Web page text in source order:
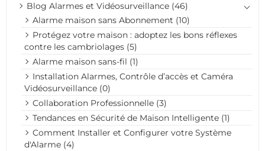
Blog Alarmes et Vidéosurveillance (46)
Alarme maison sans Abonnement (10)
Protégez votre maison : adoptez les bons réflexes
contre les cambriolages (5)
Alarme maison sans-fil (1)
Installation Alarmes, Contrôle d’accès et Caméra
Vidéosurveillance (0)
Collaboration Professionnelle (3)
Tendances en Sécurité de Maison Intelligente (1)
Comment Installer et Configurer votre Système
d'Alarme (4)